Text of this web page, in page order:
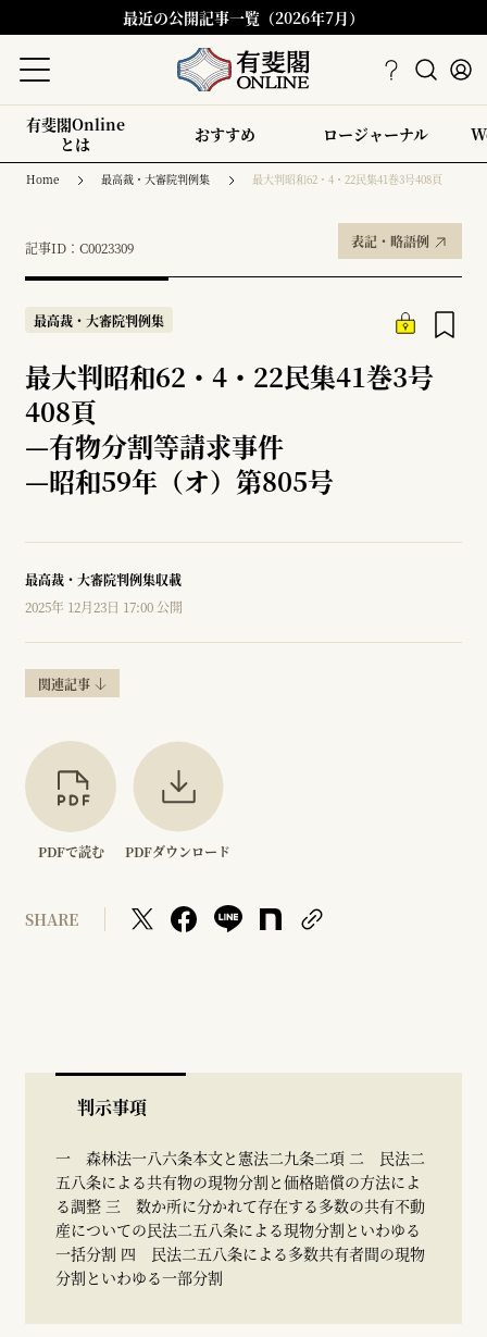
最近の公開記事一覧（2026年7月）
有斐閣Online
とは
おすすめ ロージャーナル
Home 最高裁・大審院判例集 最大判昭和62・4・22民集41巻3号408頁
記事ID：C0023309 表記・略語例
最高裁・大審院判例集
最大判昭和62・4・22民集41巻3号
408頁
—有物分割等請求事件
—昭和59年（オ）第805号
最高裁・大審院判例集収載
2025年 12月23日 17:00 公開
関連記事
PDFで読む PDFダウンロード
SHARE
判示事項
一 森林法一八六条本文と憲法二九条二項 二 民法二
五八条による共有物の現物分割と価格賠償の方法によ
る調整 三 数か所に分かれて存在する多数の共有不動
産についての民法二五八条による現物分割といわゆる
一括分割 四 民法二五八条による多数共有者間の現物
分割といわゆる一部分割